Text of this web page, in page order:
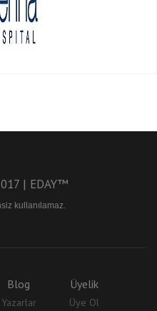
| EDAY™
kullanılamaz.
Blog
Yazarlar
Üyelik
Üye Ol